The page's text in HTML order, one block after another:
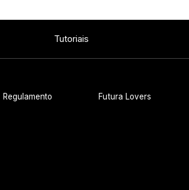
Tutoriais
Regulamento Futura Lovers